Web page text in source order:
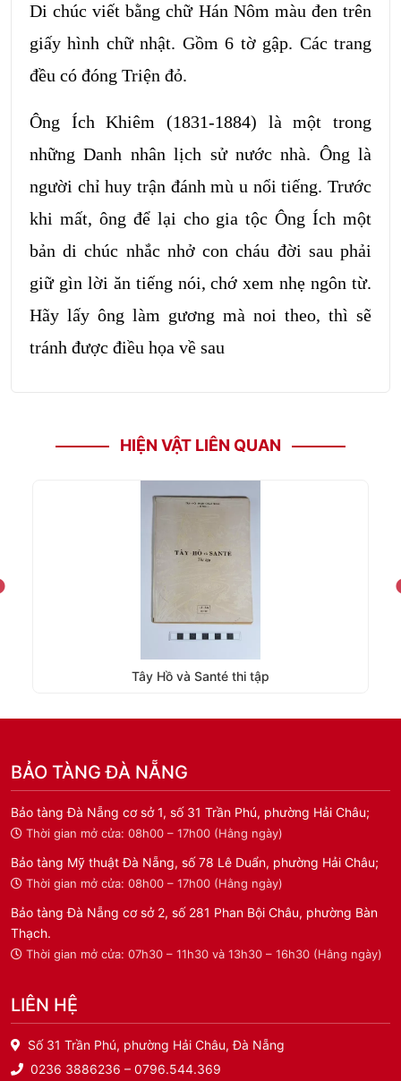
Di chúc viết bằng chữ Hán Nôm màu đen trên
giấy hình chữ nhật. Gồm 6 tờ gập. Các trang
đều có đóng Triện đỏ.
Ông Ích Khiêm (1831-1884) là một trong
những Danh nhân lịch sử nước nhà. Ông là
người chỉ huy trận đánh mù u nổi tiếng. Trước
khi mất, ông để lại cho gia tộc Ông Ích một
bản di chúc nhắc nhở con cháu đời sau phải
giữ gìn lời ăn tiếng nói, chớ xem nhẹ ngôn từ.
Hãy lấy ông làm gương mà noi theo, thì sẽ
tránh được điều họa về sau
HIỆN VẬT LIÊN QUAN
Tây Hồ và Santé thi tập
BẢO TÀNG ĐÀ NẴNG
Bảo tàng Đà Nẵng cơ sở 1, số 31 Trần Phú, phường Hải Châu;
Thời gian mở cửa: 08h00 – 17h00 (Hằng ngày)
Bảo tàng Mỹ thuật Đà Nẵng, số 78 Lê Duẩn, phường Hải Châu;
Thời gian mở cửa: 08h00 – 17h00 (Hằng ngày)
Bảo tàng Đà Nẵng cơ sở 2, số 281 Phan Bội Châu, phường Bàn
Thạch.
Thời gian mở cửa: 07h30 – 11h30 và 13h30 – 16h30 (Hằng ngày)
LIÊN HỆ
Số 31 Trần Phú, phường Hải Châu, Đà Nẵng
0236 3886236 – 0796.544.369